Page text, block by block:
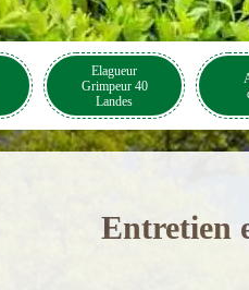
Elagueur
Grimpeur 40
Landes
Entretien